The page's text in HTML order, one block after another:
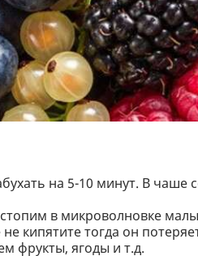
на 5-10 минут. В чаше
в микроволновке
кипятите тогда он
фрукты, ягоды и т.д.